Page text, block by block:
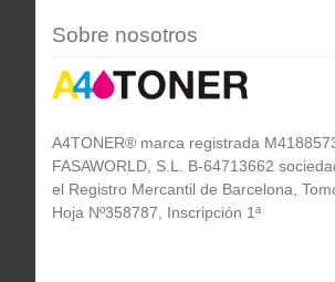
Sobre nosotros
A4TONER® marca registrada
FASAWORLD, S.L. B-64713662
el Registro Mercantil de Barcelona,
Hoja Nº358787, Inscripción 1ª